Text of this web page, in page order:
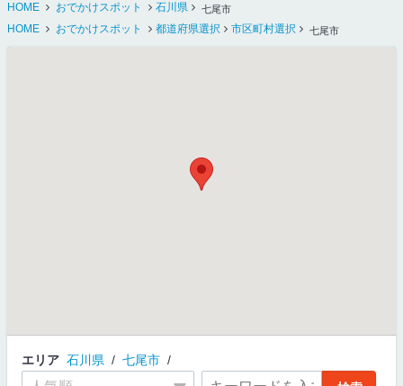
HOME
おでかけスポット 石川県 七尾市
HOME おでかけスポット 都道府県選択 市区町村選択 七尾市
エリア 石川県 七尾市